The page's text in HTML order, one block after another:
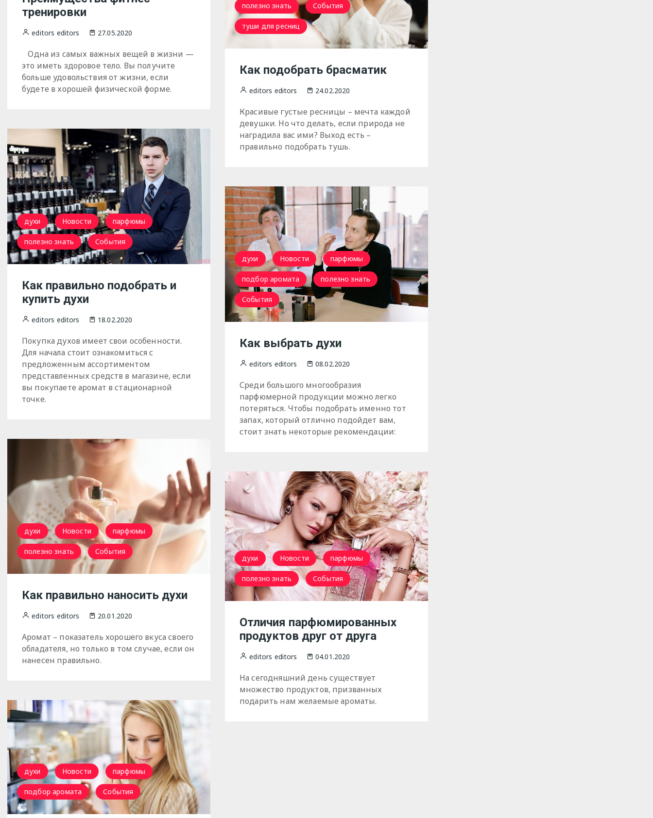
тренировки
editors editors 27.05.2020
Одна из самых важных вещей в жизни —
это иметь здоровое тело. Вы получите
больше удовольствия от жизни, если
будете в хорошей физической форме.
полезно знать События
туши для ресниц
Как подобрать брасматик
editors editors 24.02.2020
Красивые густые ресницы – мечта каждой
девушки. Но что делать, если природа не
наградила вас ими? Выход есть –
правильно подобрать тушь.
духи Новости парфюмы
полезно знать События
Как правильно подобрать и
купить духи
editors editors 18.02.2020
Покупка духов имеет свои особенности.
Для начала стоит ознакомиться с
предложенным ассортиментом
представленных средств в магазине, если
вы покупаете аромат в стационарной
точке.
духи Новости парфюмы
подбор аромата полезно знать
События
Как выбрать духи
editors editors 08.02.2020
Среди большого многообразия
парфюмерной продукции можно легко
потеряться. Чтобы подобрать именно тот
запах, который отлично подойдет вам,
стоит знать некоторые рекомендации:
духи Новости парфюмы
полезно знать События
Как правильно наносить духи
editors editors 20.01.2020
Аромат – показатель хорошего вкуса своего
обладателя, но только в том случае, если он
нанесен правильно.
духи Новости парфюмы
полезно знать События
Отличия парфюмированных
продуктов друг от друга
editors editors 04.01.2020
На сегодняшний день существует
множество продуктов, призванных
подарить нам желаемые ароматы.
духи Новости парфюмы
подбор аромата События